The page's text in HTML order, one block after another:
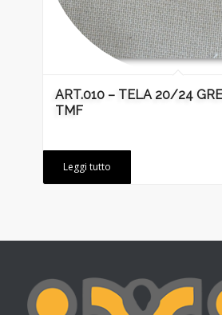
ART.010 – TELA 20/24
TMF
Leggi tutto